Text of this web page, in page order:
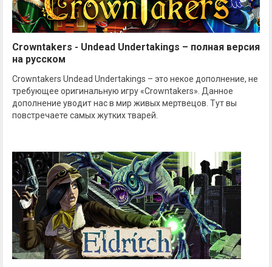
Crowntakers - Undead Undertakings – полная версия
на русском
Crowntakers Undead Undertakings – это некое дополнение, не
требующее оригинальную игру «Crowntakers». Данное
дополнение уводит нас в мир живых мертвецов. Тут вы
повстречаете самых жутких тварей.